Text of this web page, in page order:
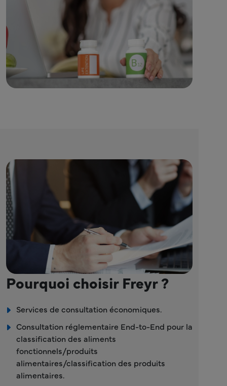
Pourquoi choisir Freyr ?
Services de consultation économiques.
Consultation réglementaire End-to-End pour la
classification des aliments
fonctionnels/produits
alimentaires/classification des produits
alimentaires.